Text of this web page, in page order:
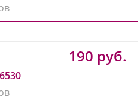
190 руб.